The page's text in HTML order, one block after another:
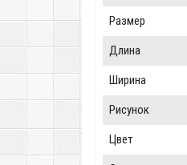
Размер
Длина
Ширина
Рисунок
Цвет